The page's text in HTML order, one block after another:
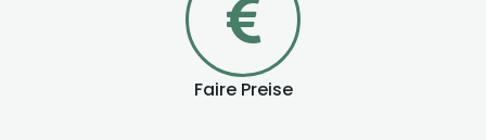
Faire Preise